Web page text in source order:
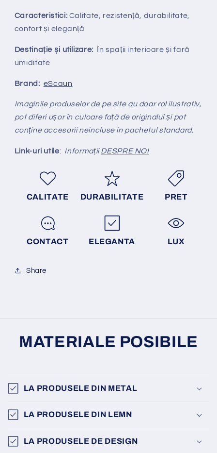
Caracteristici: Calitate, rezistență, durabilitate,
confort și eleganță
Destinație și utilizare: În spații interioare și fară
umiditate
Brand: eScaun
Imaginile produselor de pe site au doar rol ilustrativ,
pot diferi ușor în culoare față de originalul și pot
conține accesorii neincluse în pachetul standard.
Link-uri utile: InformațiiDESPRE NOI
CALITATE DURABILITATE PRET
CONTACT ELEGANTA LUX
Share
MATERIALE POSIBILE
LA PRODUSELE DIN METAL
LA PRODUSELE DIN LEMN
LA PRODUSELE DE DESIGN